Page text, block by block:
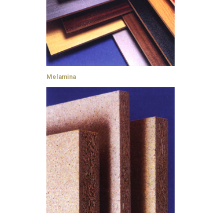
Melamina